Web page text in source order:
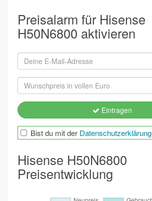
Preisalarm für Hisense
H50N6800 aktivieren
Eintragen
Bist du mit der Datenschutzerklärung
Hisense H50N6800
Preisentwicklung